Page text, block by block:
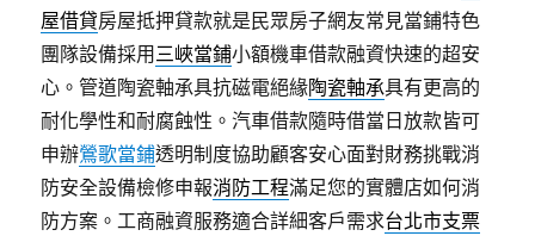
屋借貸房屋抵押貸款就是民眾房子網友常見當鋪特色
團隊設備採用 三峽當鋪小額機車借款融資快速的超安
心。管道陶瓷軸承具抗磁電絕緣陶瓷軸承具有更高的
耐化學性和耐腐蝕性。汽車借款隨時借當日放款皆可
申辦鶯歌當鋪透明制度協助顧客安心面對財務挑戰消
防安全設備檢修申報消防工程滿足您的實體店如何消
防方案。工商融資服務適合詳細客戶需求台北市支票